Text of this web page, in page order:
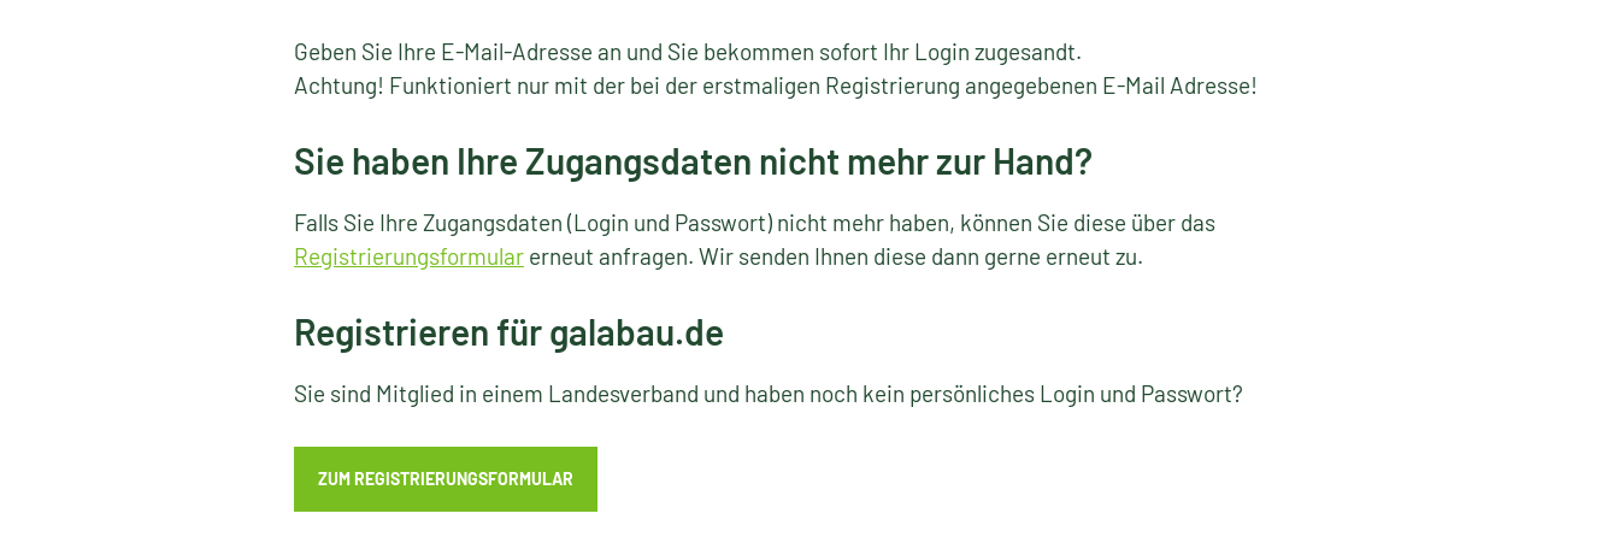
Geben Sie Ihre E-Mail-Adresse an und Sie bekommen sofort Ihr Login zugesandt.
Achtung! Funktioniert nur mit der bei der erstmaligen Registrierung angegebenen E-Mail Adresse!
Sie haben Ihre Zugangsdaten nicht mehr zur Hand?
Falls Sie Ihre Zugangsdaten (Login und Passwort) nicht mehr haben, können Sie diese über das
Registrierungsformular erneut anfragen. Wir senden Ihnen diese dann gerne erneut zu.
Registrieren für galabau.de
Sie sind Mitglied in einem Landesverband und haben noch kein persönliches Login und Passwort?
ZUM REGISTRIERUNGSFORMULAR